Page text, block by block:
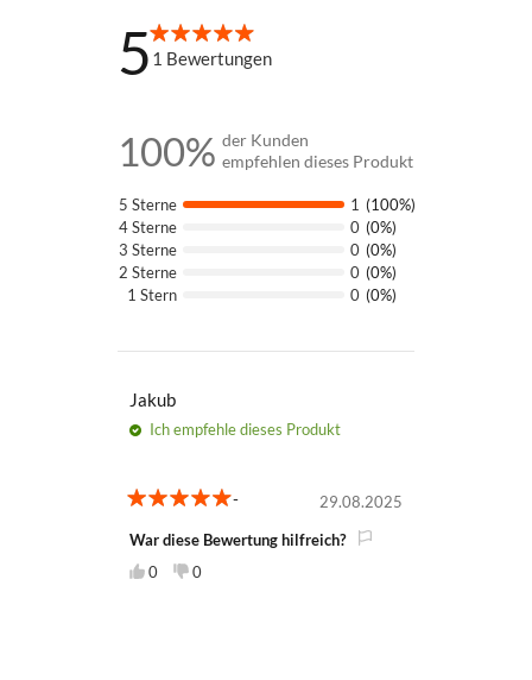
5100%
1 Bewertungen
100% der Kunden
empfehlen dieses Produkt
5 Sterne 1 (100%)
4 Sterne
0 (0%)
3 Sterne
0 (0%)
2 Sterne
0 (0%)
1 Stern
0 (0%)
Jakub
Ich empfehledieses Produkt
29.08.2025
-
War diese Bewertung hilfreich?
0
0